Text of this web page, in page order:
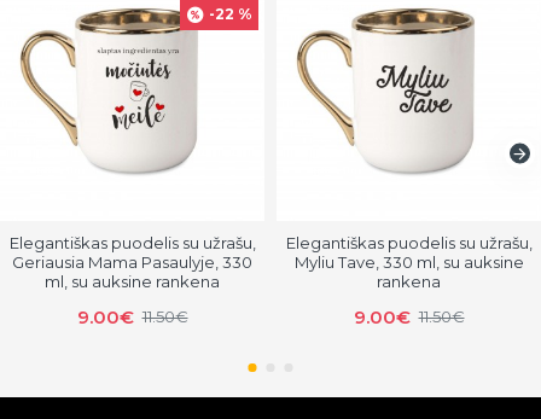
-22 %
Elegantiškas puodelis su užrašu,
Geriausia Mama Pasaulyje, 330
ml, su auksine rankena
9.00€ 11.50€
Elegantiškas puodelis su užrašu,
Myliu Tave, 330 ml, su auksine
rankena
9.00€ 11.50€